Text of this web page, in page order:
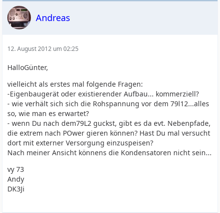
Andreas
12. August 2012 um 02:25
HalloGünter,
vielleicht als erstes mal folgende Fragen:
-Eigenbaugerät oder existierender Aufbau... kommerziell?
- wie verhält sich sich die Rohspannung vor dem 79l12...alles
so, wie man es erwartet?
- wenn Du nach dem79L2 guckst, gibt es da evt. Nebenpfade,
die extrem nach POwer gieren können? Hast Du mal versucht
dort mit externer Versorgung einzuspeisen?
Nach meiner Ansicht könnens die Kondensatoren nicht sein...
vy 73
Andy
DK3Ji